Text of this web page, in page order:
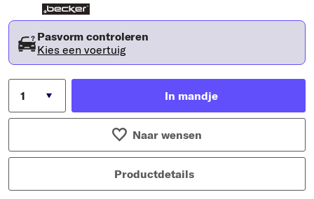
Pasvorm controleren
Kies een voertuig
In mandje
Naar wensen
Productdetails